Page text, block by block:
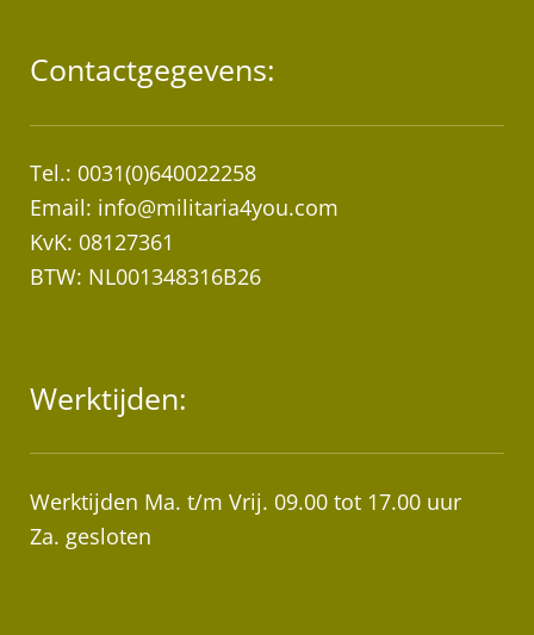
Contactgegevens:
Tel.: 0031(0)640022258
Email: info@militaria4you.com
KvK: 08127361
BTW: NL001348316B26
Werktijden:
Werktijden Ma. t/m Vrij. 09.00 tot 17.00 uur
Za. gesloten